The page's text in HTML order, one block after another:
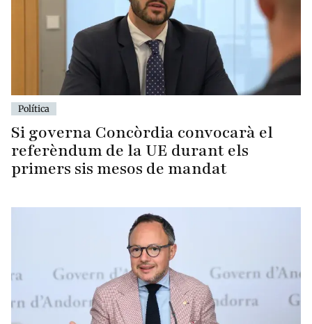
Política
Si governa Concòrdia convocarà el
referèndum de la UE durant els
primers sis mesos de mandat